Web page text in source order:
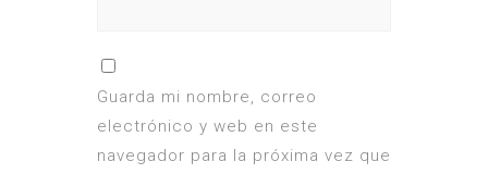
Guarda mi nombre, correo
electrónico y web en este
navegador para la próxima vez que